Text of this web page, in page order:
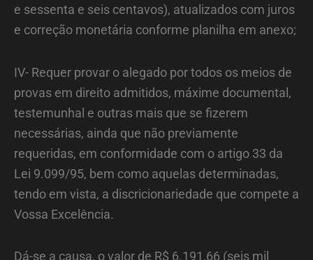
e sessenta e seis centavos), atualizados com juros
e correção monetária conforme planilha em anexo;
IV- Requer provar o alegado por todos os meios de
provas em direito admitidos, máxime documental,
testemunhal e outras mais que se fizerem
necessárias, ainda que não previamente
requeridas, em conformidade com o artigo 33 da
Lei 9.099/95, bem como aquelas determinadas,
tendo em vista, a discricionariedade que compete a
Vossa Excelência.
Dá-se a causa, o valor de R$ 6.191,66 (seis mil